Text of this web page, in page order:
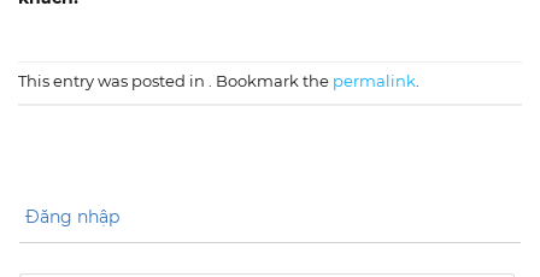
This entry was posted in . Bookmark the permalink.
Đăng nhập